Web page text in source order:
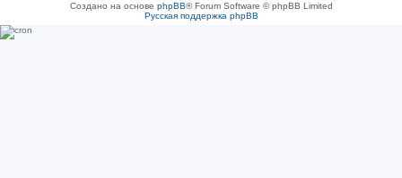
Создано на основе phpBB® Forum Software © phpBB Limited
Русская поддержка phpBB